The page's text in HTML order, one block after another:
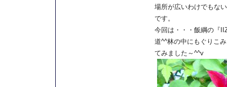
場所が広いわけでもな
です。
今回は・・・飯綱の
道^^林の中にもぐりこ
てみました～^^v